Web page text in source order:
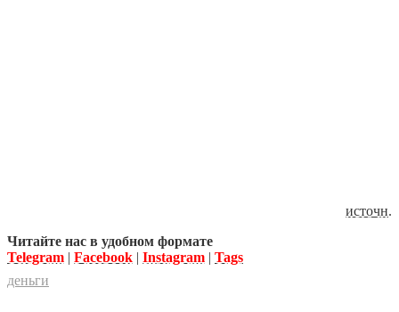
источн.
Читайте нас в удобном формате
Telegram | Facebook | Instagram | Tags
деньги